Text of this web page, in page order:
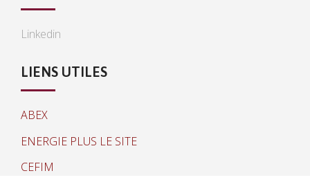
Linkedin
LIENS UTILES
ABEX
ENERGIE PLUS LE SITE
CEFIM